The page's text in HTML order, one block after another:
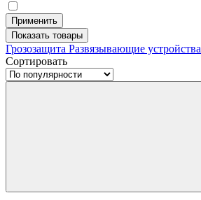
Применить
Показать товары
Грозозащита Развязывающие устройства
Сортировать